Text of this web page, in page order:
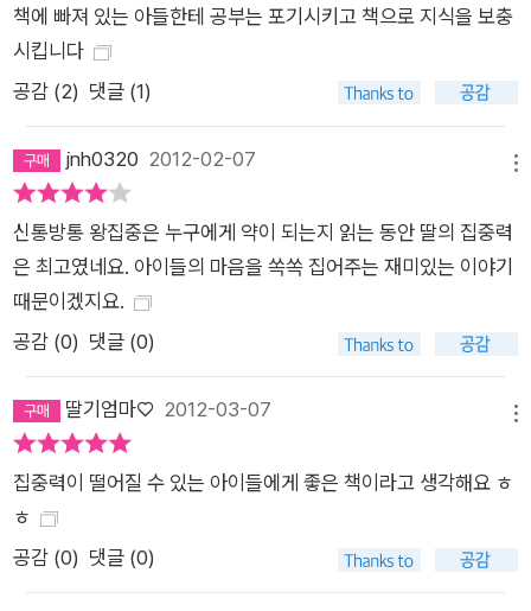
책에 빠져 있는 아들한테 공부는 포기시키고 책으로 지식을 보충
시킵니다
공감 (2) 댓글 (1)
jnh0320 2012-02-07
신통방통 왕집중은 누구에게 약이 되는지 읽는 동안 딸의 집중력
은 최고였네요. 아이들의 마음을 쏙쏙 집어주는 재미있는 이야기
때문이겠지요.
공감 (0) 댓글 (0)
딸기엄마♡ 2012-03-07
집중력이 떨어질 수 있는 아이들에게 좋은 책이라고 생각해요 ㅎ
ㅎ
공감 (0) 댓글 (0)